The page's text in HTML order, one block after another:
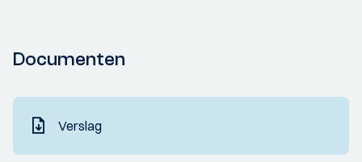
Documenten
Verslag